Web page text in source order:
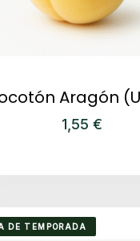
Aragón
1,55 €
DE TEMPORADA